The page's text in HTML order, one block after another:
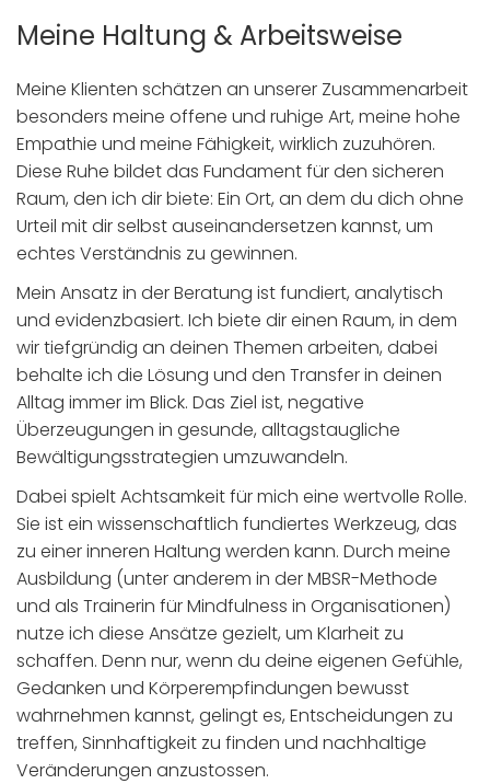
Meine Haltung & Arbeitsweise
Meine Klienten schätzen an unserer Zusammenarbeit
besonders meine offene und ruhige Art, meine hohe
Empathie und meine Fähigkeit, wirklich zuzuhören.
Diese Ruhe bildet das Fundament für den sicheren
Raum, den ich dir biete: Ein Ort, an dem du dich ohne
Urteil mit dir selbst auseinandersetzen kannst, um
echtes Verständnis zu gewinnen.
Mein Ansatz in der Beratung ist fundiert, analytisch
und evidenzbasiert. Ich biete dir einen Raum, in dem
wir tiefgründig an deinen Themen arbeiten, dabei
behalte ich die Lösung und den Transfer in deinen
Alltag immer im Blick. Das Ziel ist, negative
Überzeugungen in gesunde, alltagstaugliche
Bewältigungsstrategien umzuwandeln.
Dabei spielt Achtsamkeit für mich eine wertvolle Rolle.
Sie ist ein wissenschaftlich fundiertes Werkzeug, das
zu einer inneren Haltung werden kann. Durch meine
Ausbildung (unter anderem in der MBSR-Methode
und als Trainerin für Mindfulness in Organisationen)
nutze ich diese Ansätze gezielt, um Klarheit zu
schaffen. Denn nur, wenn du deine eigenen Gefühle,
Gedanken und Körperempfindungen bewusst
wahrnehmen kannst, gelingt es, Entscheidungen zu
treffen, Sinnhaftigkeit zu finden und nachhaltige
Veränderungen anzustossen.